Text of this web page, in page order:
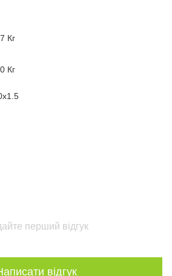
Кг
Кг
перший відгук
відгук